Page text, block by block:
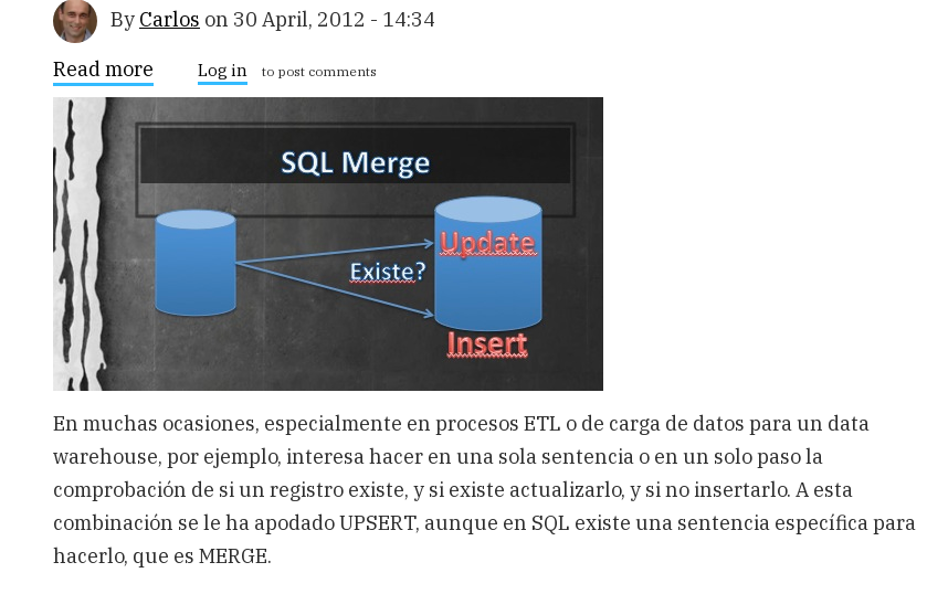
By Carlos on 30 April, 2012 - 14:34
Read more about
realizar
updates
con
insert
Log in to post comments
En muchas ocasiones, especialmente en procesos ETL o de carga de datos para un data
warehouse, por ejemplo, interesa hacer en una sola sentencia o en un solo paso la
comprobación de si un registro existe, y si existe actualizarlo, y si no insertarlo. A esta
combinación se le ha apodado UPSERT, aunque en SQL existe una sentencia específica para
hacerlo, que es MERGE.